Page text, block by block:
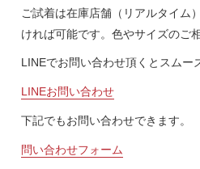
ご試着は在庫店舗（リアルタイム
ければ可能です。色やサイズのご
LINEでお問い合わせ頂くとスムー
LINEお問い合わせ
下記でもお問い合わせできます。
問い合わせフォーム